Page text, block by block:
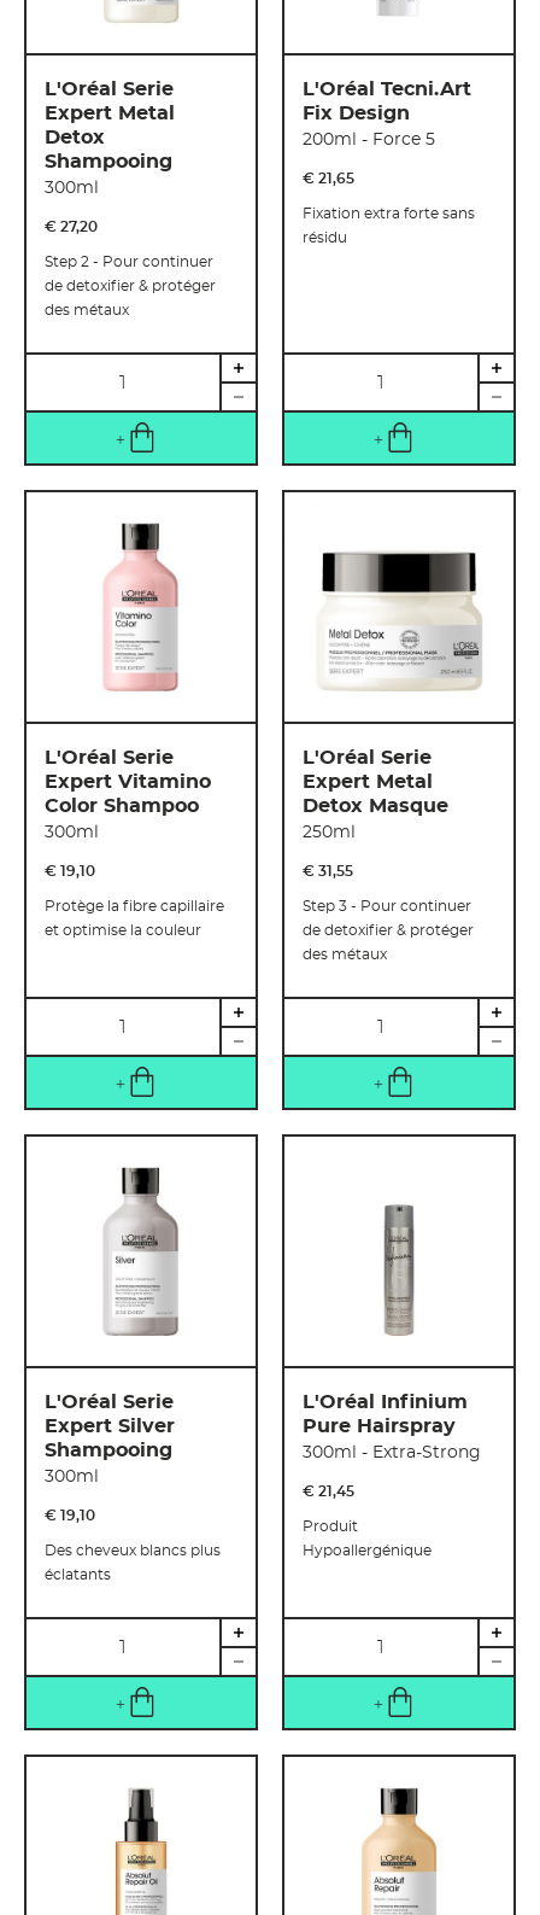
L'Oréal Serie
Expert Metal
Detox
Shampooing
300ml
€ 27,20
Step 2 - Pour continuer
de detoxifier & protéger
des métaux
L'Oréal Tecni.Art
Fix Design
200ml - Force 5
€ 21 ,65
Fixation extra forte sans
résidu
L'Oréal Serie
Expert Vitamino
Color Shampoo
300ml
€ 19, 10
Protège la fibre capillaire
et optimise la couleur
L'Oréal Serie
Expert Metal
Detox Masque
250ml
€ 31 ,55
Step 3 - Pour continuer
de detoxifier & protéger
des métaux
L'Oréal Serie
Expert Silver
Shampooing
300ml
€ 19, 10
Des cheveux blancs plus
éclatants
L'Oréal Infinium
Pure Hairspray
300ml - Extra-Strong
€ 21 ,45
Produit
Hypoallergénique